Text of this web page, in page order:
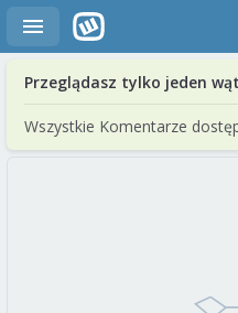
Przeglądasz tylko jeden
Wszystkie Komentarze